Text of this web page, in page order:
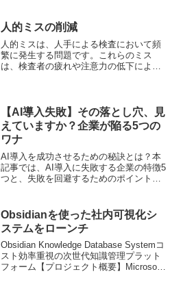
れる右腕”になろうとしています。この記
事では、生成A...
人的ミスの削減
人的ミスは、人手による検査において頻
繁に発生する問題です。これらのミス
は、検査者の疲れや注意力の低下によっ
プログラマブルな方法で...
【AI導入失敗】その落とし穴、見
えていますか？企業が陥る5つの
ワナ
AI導入を成功させるための秘訣とは？本
記事では、AI導入に失敗する企業の特徴5
つと、失敗を回避するためのポイントを
Obsidianを使った社内可視化シ
ステムをローンチ
Obsidian Knowledge Database Systemコ
スト効率重視の次世代知識管理プラット
フォーム【プロジェクト概要】Microsoft